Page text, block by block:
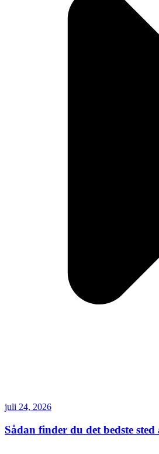
juli 24, 2026
Sådan finder du det bedste